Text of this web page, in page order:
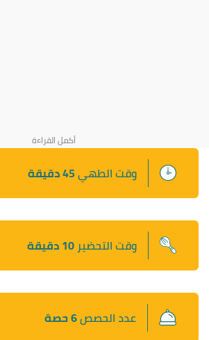
وقت الطهي45 دقيقة
وقت التحضير10 دقيقة
عدد الحصص6 حصة